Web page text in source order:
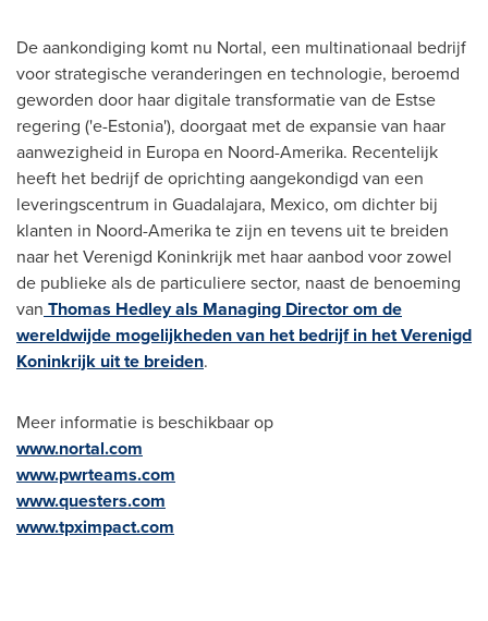
De aankondiging komt nu Nortal, een multinationaal bedrijf
voor strategische veranderingen en technologie, beroemd
geworden door haar digitale transformatie van de Estse
regering ('e-Estonia'), doorgaat met de expansie van haar
aanwezigheid in Europa en Noord-Amerika. Recentelijk
heeft het bedrijf de oprichting aangekondigd van een
leveringscentrum in Guadalajara, Mexico, om dichter bij
klanten in Noord-Amerika te zijn en tevens uit te breiden
naar het Verenigd Koninkrijk met haar aanbod voor zowel
de publieke als de particuliere sector, naast de benoeming
van Thomas Hedleyals Managing Director om de
wereldwijde mogelijkheden van het bedrijf in het Verenigd
Koninkrijk uit te breiden.
Meer informatie is beschikbaar op
www.nortal.com
www.pwrteams.com
www.questers.com
www.tpximpact.com